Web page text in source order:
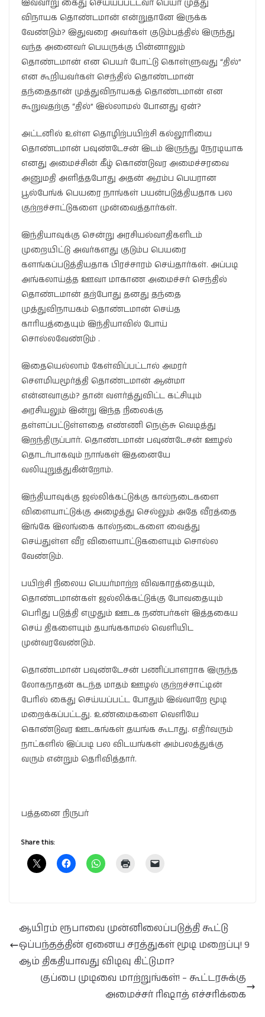
இவ்வாறு கைது செய்யப்பட்டவர் பெயர் முத்து
விநாயக தொண்டமான் என்றுதானே இருக்க
வேண்டும்? இதுவரை அவர்கள் குடும்பத்தில் இருந்து
வந்த அனைவர் பெயருக்கு பின்னாலும்
தொண்டமான் என பெயர் போட்டு கொள்ளுவது “தில்”
என கூறியவர்கள் செந்தில் தொண்டமான்
தந்தைதான் முத்துவிநாயகத் தொண்டமான் என
கூறுவதற்கு “தில்” இல்லாமல் போனது ஏன்?
அட்டனில் உள்ள தொழிற்பயிற்சி கல்லூரியை
தொண்டமான் பவுண்டேசன் இடம் இருந்து நேரடியாக
எனது அமைச்சின் கீழ் கொண்டுவர அமைச்சரவை
அனுமதி அளித்தபோது அதன் ஆரம்ப பெயரான
பூல்பேங்க் பெயரை நாங்கள் பயன்படுத்தியதாக பல
குற்றச்சாட்டுகளை முன்வைத்தார்கள்.
இந்தியாவுக்கு சென்று அரசியல்வாதிகளிடம்
முறையிட்டு அவர்களது குடும்ப பெயரை
களங்கப்படுத்தியதாக பிரச்சாரம் செய்தார்கள். அப்படி
அங்கலாய்த்த ஊவா மாகாண அமைச்சர் செந்தில்
தொண்டமான் தற்போது தனது தந்தை
முத்துவிநாயகம் தொண்டமான் செய்த
காரியத்தையும் இந்தியாவில் போய்
சொல்லவேண்டும் .
இதையெல்லாம் கேள்விப்பட்டால் அமரர்
சௌமியமூர்த்தி தொண்டமான் ஆன்மா
என்னவாகும்? தான் வளர்த்துவிட்ட கட்சியும்
அரசியலும் இன்று இந்த நிலைக்கு
தள்ளப்பட்டுள்ளதை எண்ணி நெஞ்சு வெடித்து
இறந்திருப்பார். தொண்டமான் பவுண்டேசன் ஊழல்
தொடர்பாகவும் நாங்கள் இதனையே
வலியுறுத்துகின்றோம்.
இந்தியாவுக்கு ஜல்லிக்கட்டுக்கு கால்நடைகளை
விளையாட்டுக்கு அழைத்து செல்லும் அதே வீரத்தை
இங்கே இலங்கை கால்நடைகளை வைத்து
செய்துள்ள வீர விளையாட்டுகளையும் சொல்ல
வேண்டும்.
பயிற்சி நிலைய பெயர்மாற்ற விவகாரத்தையும்,
தொண்டமான்கள் ஜல்லிக்கட்டுக்கு போவதையும்
பெரிது படுத்தி எழுதும் ஊடக நண்பர்கள் இத்தகைய
செய் திகளையும் தயங்ககாமல் வெளியிட
முன்வரவேண்டும்.
தொண்டமான் பவுண்டேசன் பணிப்பாளராக இருந்த
லோகநாதன் கடந்த மாதம் ஊழல் குற்றச்சாட்டின்
பேரில் கைது செய்யப்பட்ட போதும் இவ்வாறே மூடி
மறைக்கப்பட்டது. உண்மைகளை வெளியே
கொண்டுவர ஊடகங்கள் தயங்க கூடாது. எதிர்வரும்
நாட்களில் இப்படி பல விடயங்கள் அம்பலத்துக்கு
வரும் என்றும் தெரிவித்தார்.
பத்தனை நிருபர்
Share this:
ஆயிரம் ரூபாவை முன்னிலைப்படுத்தி கூட்டு
ஒப்பந்தத்தின் ஏனைய சரத்துகள் மூடி மறைப்பு! 9
ஆம் திகதியாவது விடிவு கிட்டுமா?
குப்பை முடிவை மாற்றுங்கள்! – கூட்டரசுக்கு
அமைச்சர் ரிஷாத் எச்சரிக்கை